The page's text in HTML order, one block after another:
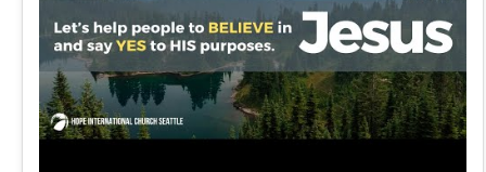
โยชูวา
1 ซามูเอล
ลูกา
ยอห์น
ความเชื่อและการเชื่อฟัง
การดำเนินชีวิตคริสเตียน